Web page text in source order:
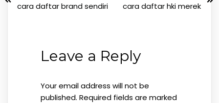
cara daftar brand sendiri
cara daftar hki merek
Leave a Reply
Your email address will not be
published. Required fields are marked